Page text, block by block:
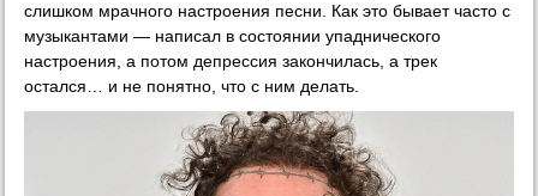
слишком мрачного настроения песни. Как это бывает часто с
музыкантами — написал в состоянии упаднического
настроения, а потом депрессия закончилась, а трек
остался… и не понятно, что с ним делать.